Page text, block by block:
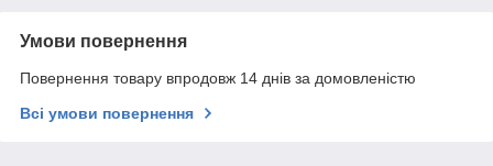
Умови повернення
Повернення товару впродовж 14 днів за домовленістю
Всі умови повернення